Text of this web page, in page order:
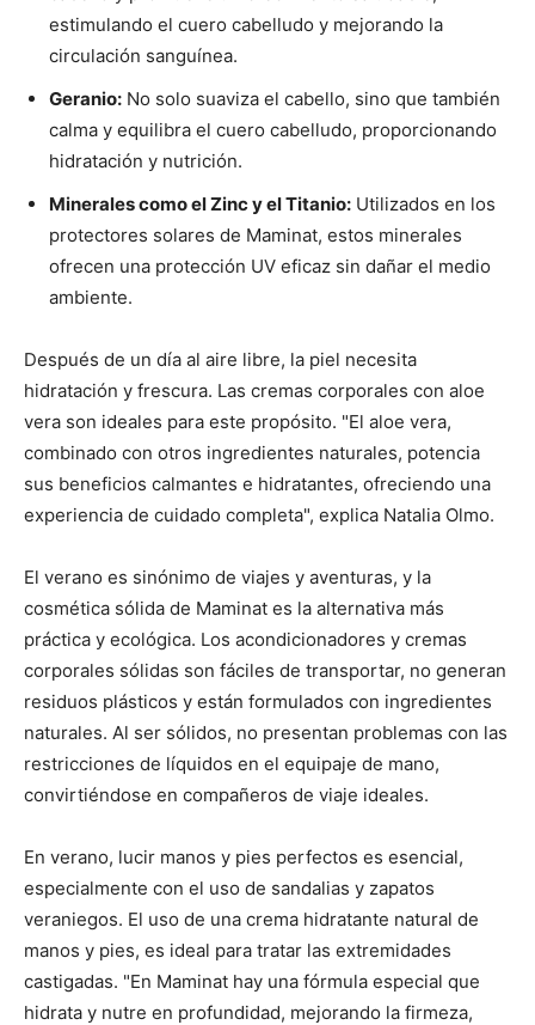
estimulando el cuero cabelludo y mejorando la
circulación sanguínea.
Geranio: No solo suaviza el cabello, sino que también
calma y equilibra el cuero cabelludo, proporcionando
hidratación y nutrición.
Minerales como el Zinc y el Titanio: Utilizados en los
protectores solares de Maminat, estos minerales
ofrecen una protección UV eficaz sin dañar el medio
ambiente.
Después de un día al aire libre, la piel necesita
hidratación y frescura. Las cremas corporales con aloe
vera son ideales para este propósito. "El aloe vera,
combinado con otros ingredientes naturales, potencia
sus beneficios calmantes e hidratantes, ofreciendo una
experiencia de cuidado completa", explica Natalia Olmo.
El verano es sinónimo de viajes y aventuras, y la
cosmética sólida de Maminat es la alternativa más
práctica y ecológica. Los acondicionadores y cremas
corporales sólidas son fáciles de transportar, no generan
residuos plásticos y están formulados con ingredientes
naturales. Al ser sólidos, no presentan problemas con las
restricciones de líquidos en el equipaje de mano,
convirtiéndose en compañeros de viaje ideales.
En verano, lucir manos y pies perfectos es esencial,
especialmente con el uso de sandalias y zapatos
veraniegos. El uso de una crema hidratante natural de
manos y pies, es ideal para tratar las extremidades
castigadas. "En Maminat hay una fórmula especial que
hidrata y nutre en profundidad, mejorando la firmeza,